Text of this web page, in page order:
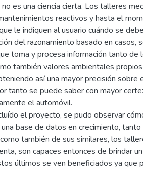
es una ciencia cierta. Los talleres
reactivos y hasta el
le indiquen al usuario cuándo se
del razonamiento basado en casos,
toma y procesa información tanto de
también valores ambientales
así una mayor precisión sobre
tanto se puede saber con mayor
el automóvil.
el proyecto, se pudo observar
base de datos en crecimiento,
también de sus similares, los
son capaces entonces de brindar
últimos se ven beneficiados ya que